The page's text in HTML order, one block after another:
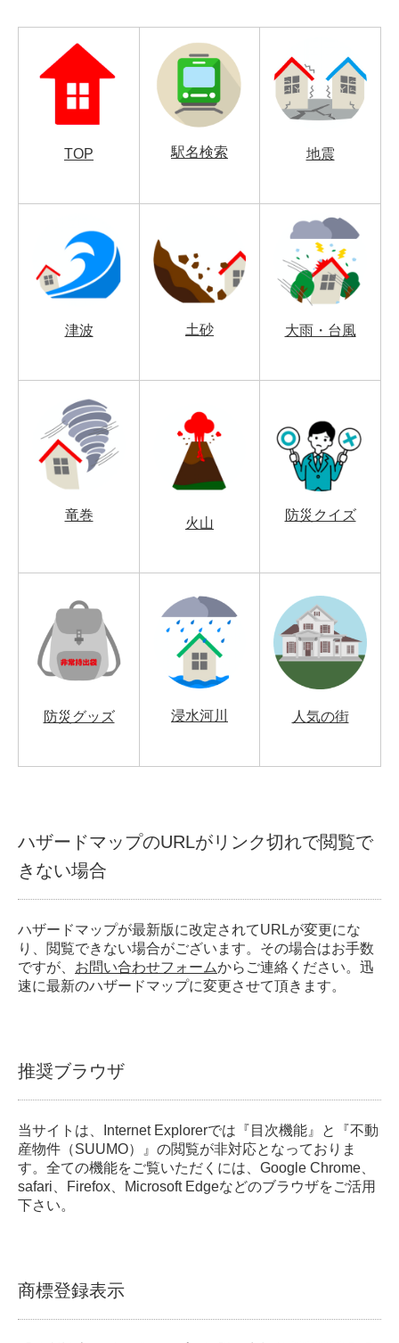
TOP 駅名検索 地震
津波 土砂 大雨・台風
竜巻
火山
防災クイズ
防災グッズ 浸水河川 人気の街
ハザードマップのURLがリンク切れで閲覧で
きない場合
ハザードマップが最新版に改定されてURLが変更にな
り、閲覧できない場合がございます。その場合はお手数
ですが、 お問い合わせフォームからご連絡ください。迅
速に最新のハザードマップに変更させて頂きます。
推奨ブラウザ
当サイトは、Internet Explorerでは『目次機能』と『不動
産物件（SUUMO）』の閲覧が非対応となっておりま
す。全ての機能をご覧いただくには、Google Chrome、
safari、Firefox、Microsoft Edgeなどのブラウザをご活用
下さい。
商標登録表示